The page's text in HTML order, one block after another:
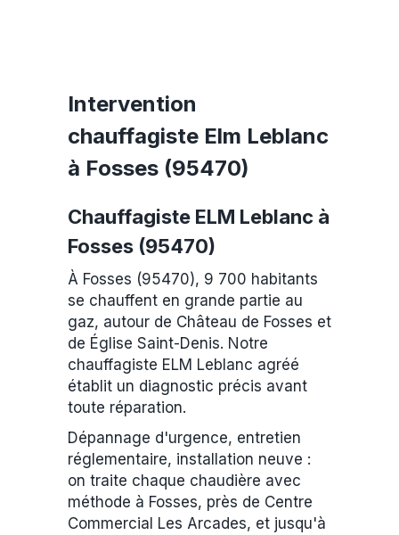
Intervention
chauffagiste Elm Leblanc
à Fosses (95470)
Chauffagiste ELM Leblanc à
Fosses (95470)
À Fosses (95470), 9 700 habitants
se chauffent en grande partie au
gaz, autour de Château de Fosses et
de Église Saint-Denis. Notre
chauffagiste ELM Leblanc agréé
établit un diagnostic précis avant
toute réparation.
Dépannage d'urgence, entretien
réglementaire, installation neuve :
on traite chaque chaudière avec
méthode à Fosses, près de Centre
Commercial Les Arcades, et jusqu'à